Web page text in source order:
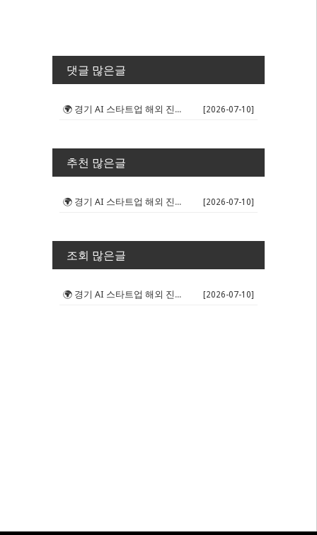
댓글 많은글
🌍 경기 AI 스타트업 해외 진출 판... [2026-07-10]
추천 많은글
🌍 경기 AI 스타트업 해외 진출 판... [2026-07-10]
조회 많은글
🌍 경기 AI 스타트업 해외 진출 판... [2026-07-10]